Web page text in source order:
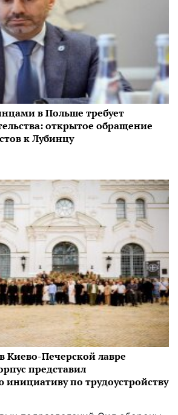
в Польше требует
открытое обращение
к Лубинцу
Киево-Печерской лавре
представил
инициативу по трудоустройству